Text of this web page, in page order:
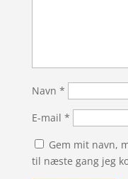
Navn *
E-mail *
Gem mit navn,
til næste gang jeg